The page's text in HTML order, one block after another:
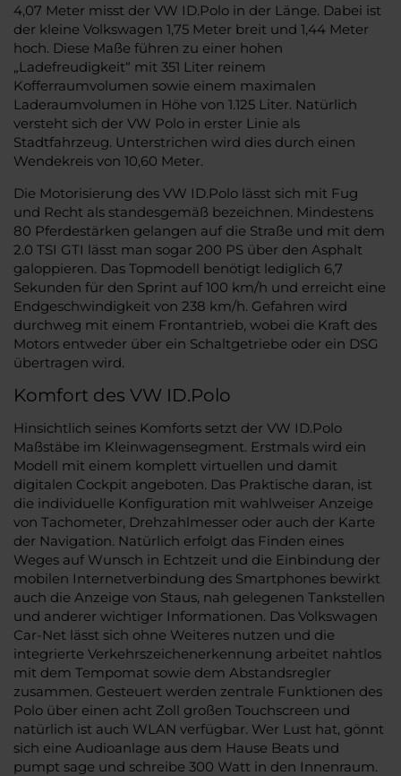
4,07 Meter misst der VW ID.Polo in der Länge. Dabei ist
der kleine Volkswagen 1,75 Meter breit und 1,44 Meter
hoch. Diese Maße führen zu einer hohen
„Ladefreudigkeit“ mit 351 Liter reinem
Kofferraumvolumen sowie einem maximalen
Laderaumvolumen in Höhe von 1.125 Liter. Natürlich
versteht sich der VW Polo in erster Linie als
Stadtfahrzeug. Unterstrichen wird dies durch einen
Wendekreis von 10,60 Meter.
Die Motorisierung des VW ID.Polo lässt sich mit Fug
und Recht als standesgemäß bezeichnen. Mindestens
80 Pferdestärken gelangen auf die Straße und mit dem
2.0 TSI GTI lässt man sogar 200 PS über den Asphalt
galoppieren. Das Topmodell benötigt lediglich 6,7
Sekunden für den Sprint auf 100 km/h und erreicht eine
Endgeschwindigkeit von 238 km/h. Gefahren wird
durchweg mit einem Frontantrieb, wobei die Kraft des
Motors entweder über ein Schaltgetriebe oder ein DSG
übertragen wird.
Komfort des VW ID.Polo
Hinsichtlich seines Komforts setzt der VW ID.Polo
Maßstäbe im Kleinwagensegment. Erstmals wird ein
Modell mit einem komplett virtuellen und damit
digitalen Cockpit angeboten. Das Praktische daran, ist
die individuelle Konfiguration mit wahlweiser Anzeige
von Tachometer, Drehzahlmesser oder auch der Karte
der Navigation. Natürlich erfolgt das Finden eines
Weges auf Wunsch in Echtzeit und die Einbindung der
mobilen Internetverbindung des Smartphones bewirkt
auch die Anzeige von Staus, nah gelegenen Tankstellen
und anderer wichtiger Informationen. Das Volkswagen
Car-Net lässt sich ohne Weiteres nutzen und die
integrierte Verkehrszeichenerkennung arbeitet nahtlos
mit dem Tempomat sowie dem Abstandsregler
zusammen. Gesteuert werden zentrale Funktionen des
Polo über einen acht Zoll großen Touchscreen und
natürlich ist auch WLAN verfügbar. Wer Lust hat, gönnt
sich eine Audioanlage aus dem Hause Beats und
pumpt sage und schreibe 300 Watt in den Innenraum.